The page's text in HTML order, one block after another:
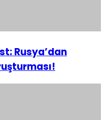
Rusya’dan